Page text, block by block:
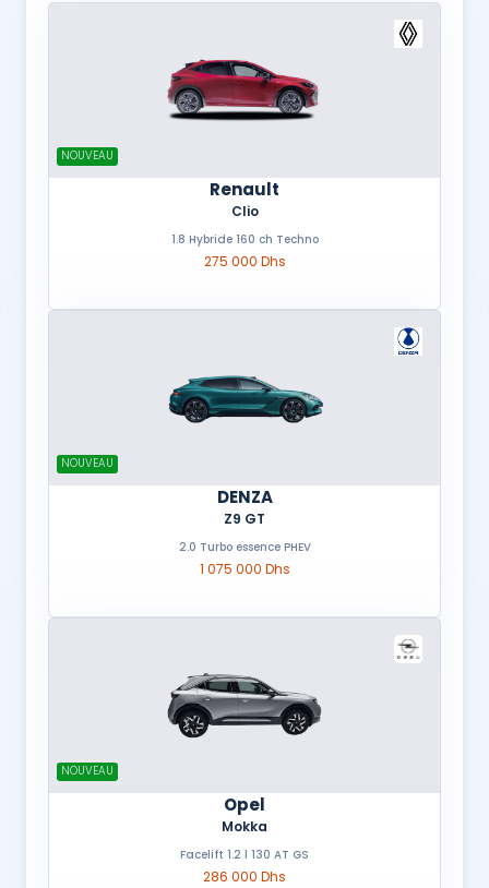
NOUVEAU
Renault
Clio
1.8 Hybride 160 ch Techno
275 000 Dhs
NOUVEAU
DENZA
Z9 GT
2.0 Turbo essence PHEV
1 075 000 Dhs
NOUVEAU
Opel
Mokka
Facelift 1.2 l 130 AT GS
286 000 Dhs